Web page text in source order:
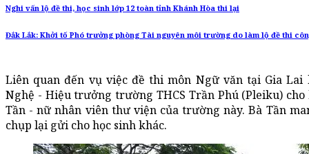
Nghi vấn lộ đề thi, học sinh lớp 12 toàn tỉnh Khánh Hòa thi lại
Đắk Lắk: Khởi tố Phó trưởng phòng Tài nguyên môi trường do làm lộ đề thi
Liên quan đến vụ việc đề thi môn Ngữ văn tại Gia
Nghệ - Hiệu trưởng trường THCS Trần Phú (Pleiku)
Tần - nữ nhân viên thư viện của trường này. Bà Tần
chụp lại gửi cho học sinh khác.